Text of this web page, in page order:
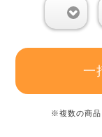
一
※複数の商品